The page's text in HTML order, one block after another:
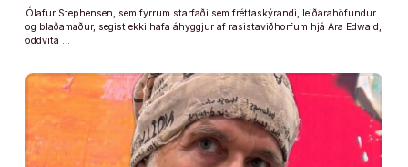
Ólafur Stephensen, sem fyrrum starfaði sem fréttaskýrandi, leiðarahöfundur
og blaðamaður, segist ekki hafa áhyggjur af rasistaviðhorfum hjá Ara Edwald,
oddvita …